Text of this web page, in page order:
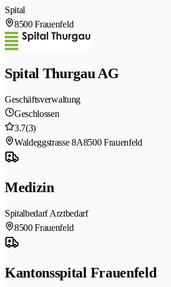
Spital
8500 Frauenfeld
Spital Thurgau AG
Geschäftsverwaltung
Geschlossen
3.7(3)
Waldeggstrasse 8A8500 Frauenfeld
Medizin
Spitalbedarf Arztbedarf
8500 Frauenfeld
Kantonsspital Frauenfeld